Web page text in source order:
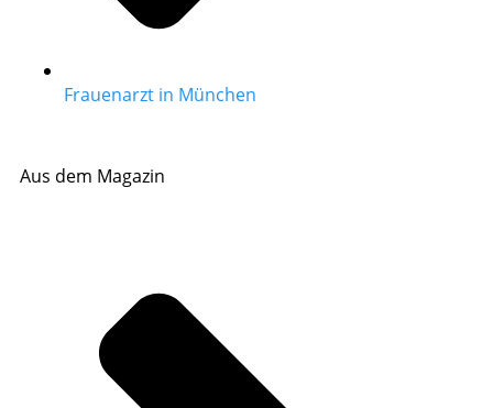
Frauenarzt in München
Aus dem Magazin